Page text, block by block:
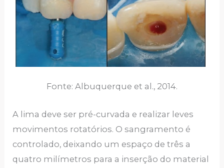
Fonte: Albuquerque et al., 2014.
A lima deve ser pré-curvada e realizar leves
movimentos rotatórios. O sangramento é
controlado, deixando um espaço de três a
quatro milímetros para a inserção do material